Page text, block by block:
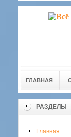
ГЛАВНАЯ
РАЗДЕЛЫ
Главная